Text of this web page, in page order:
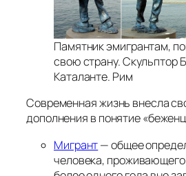
Памятник эмигрантам,
свою страну. Скульптор
Каталанте. Рим
Современная жизнь внесла
дополнения в понятие
Мигрант— общее
человека, проживающего